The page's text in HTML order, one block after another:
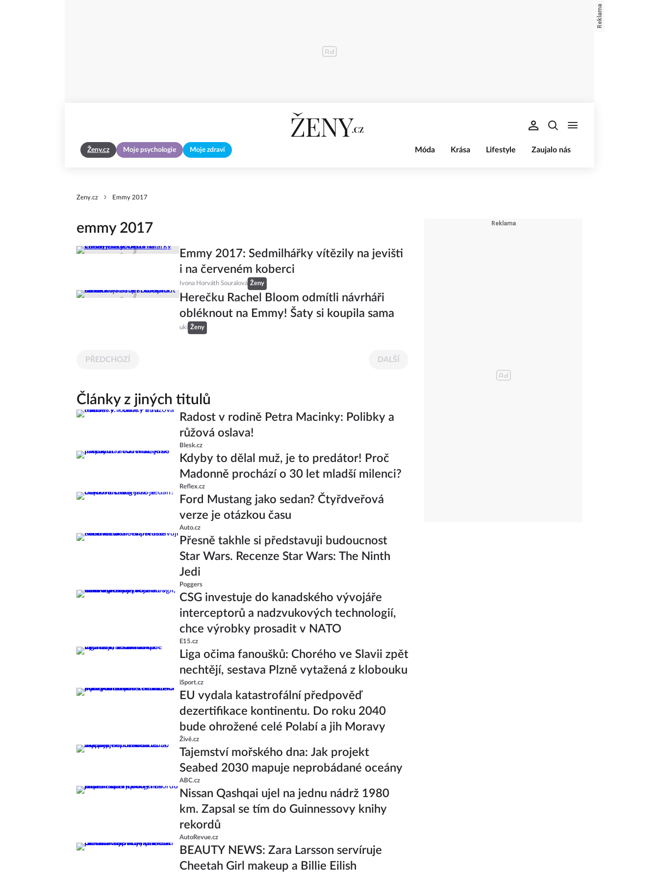
Ženy.cz Moje psychologie Moje zdraví Móda Krása Lifestyle Zaujalo nás
Zeny.cz Emmy 2017
emmy 2017
Emmy 2017: Sedmilhářky vítězily na jevišti
i na červeném koberci
Ivona Horváth Souralová Ženy
Herečku Rachel Bloom odmítli návrháři
obléknout na Emmy! Šaty si koupila sama
uki Ženy
PŘEDCHOZÍ DALŠÍ
Články z jiných titulů
Radost v rodině Petra Macinky: Polibky a
růžová oslava!
Blesk.cz
Kdyby to dělal muž, je to predátor! Proč
Madonně prochází o 30 let mladší milenci?
Reflex.cz
Ford Mustang jako sedan? Čtyřdveřová
verze je otázkou času
Auto.cz
Přesně takhle si představuji budoucnost
Star Wars. Recenze Star Wars: The Ninth
Jedi
Poggers
CSG investuje do kanadského vývojáře
interceptorů a nadzvukových technologií,
chce výrobky prosadit v NATO
E15.cz
Liga očima fanoušků: Chorého ve Slavii zpět
nechtějí, sestava Plzně vytažená z klobouku
iSport.cz
EU vydala katastrofální předpověď
dezertifikace kontinentu. Do roku 2040
bude ohrožené celé Polabí a jih Moravy
Živě.cz
Tajemství mořského dna: Jak projekt
Seabed 2030 mapuje neprobádané oceány
ABC.cz
Nissan Qashqai ujel na jednu nádrž 1980
km. Zapsal se tím do Guinnessovy knihy
rekordů
AutoRevue.cz
BEAUTY NEWS: Zara Larsson servíruje
Cheetah Girl makeup a Billie Eilish